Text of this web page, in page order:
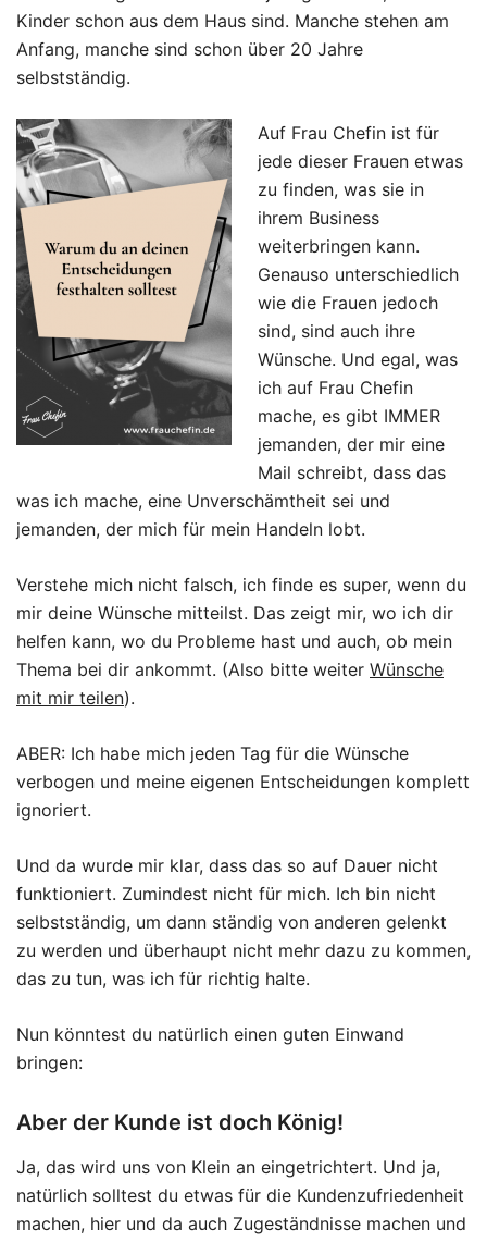
Kinder schon aus dem Haus sind. Manche stehen am
Anfang, manche sind schon über 20 Jahre
selbstständig.
Auf Frau Chefin ist für
jede dieser Frauen etwas
zu finden, was sie in
ihrem Business
weiterbringen kann.
Genauso unterschiedlich
wie die Frauen jedoch
sind, sind auch ihre
Wünsche. Und egal, was
ich auf Frau Chefin
mache, es gibt IMMER
jemanden, der mir eine
Mail schreibt, dass das
was ich mache, eine Unverschämtheit sei und
jemanden, der mich für mein Handeln lobt.
Verstehe mich nicht falsch, ich finde es super, wenn du
mir deine Wünsche mitteilst. Das zeigt mir, wo ich dir
helfen kann, wo du Probleme hast und auch, ob mein
Thema bei dir ankommt. (Also bitte weiter Wünsche
mit mir teilen).
ABER: Ich habe mich jeden Tag für die Wünsche
verbogen und meine eigenen Entscheidungen komplett
ignoriert.
Und da wurde mir klar, dass das so auf Dauer nicht
funktioniert. Zumindest nicht für mich. Ich bin nicht
selbstständig, um dann ständig von anderen gelenkt
zu werden und überhaupt nicht mehr dazu zu kommen,
das zu tun, was ich für richtig halte.
Nun könntest du natürlich einen guten Einwand
bringen:
Aber der Kunde ist doch König!
Ja, das wird uns von Klein an eingetrichtert. Und ja,
natürlich solltest du etwas für die Kundenzufriedenheit
machen, hier und da auch Zugeständnisse machen und